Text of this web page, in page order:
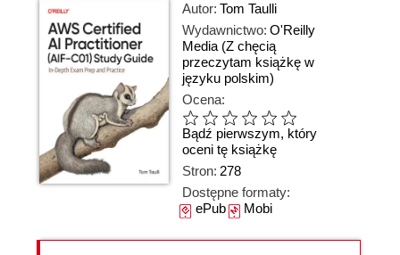
Autor: Tom Taulli
Wydawnictwo: O'Reilly
Media (Z chęcią
przeczytam książkę w
języku polskim)
Ocena:
Bądź pierwszym, który
oceni tę książkę
Stron: 278
Dostępne formaty:
ePubMobi